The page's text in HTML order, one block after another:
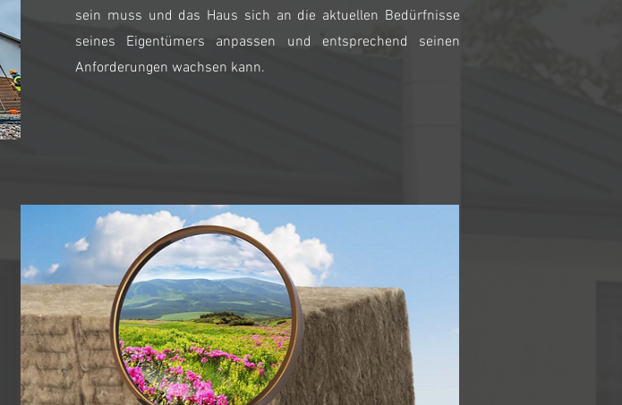
sein muss und das Haus sich an die aktuellen Bedürfnisse
seines Eigentümers anpassen und entsprechend seinen
Anforderungen wachsen kann.